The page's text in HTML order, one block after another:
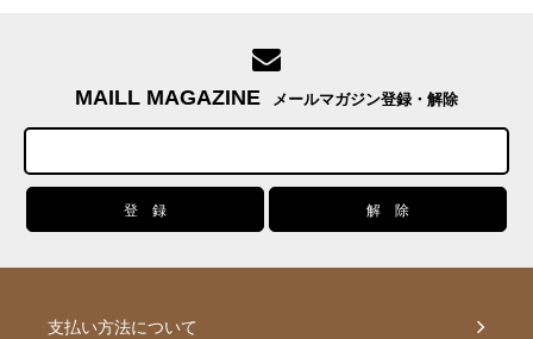
MAILL MAGAZINE メールマガジン登録・解除
支払い方法について